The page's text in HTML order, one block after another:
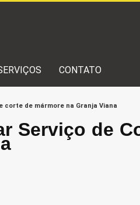
CONTATO
corte de mármore na Granja Viana
Serviço de